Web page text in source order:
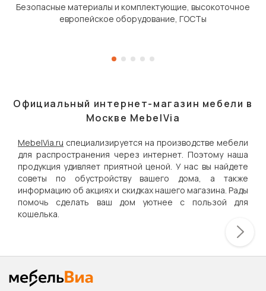
Безопасные материалы и комплектующие, высокоточное
европейское оборудование, ГОСТы
Официальный интернет-магазин мебели в
Москве MebelVia
MebelVia.ru специализируется на производстве мебели
для распространения через интернет. Поэтому наша
продукция удивляет приятной ценой. У нас вы найдете
советы по обустройству вашего дома, а также
информацию об акциях и скидках нашего магазина. Рады
помочь сделать ваш дом уютнее с пользой для
кошелька.